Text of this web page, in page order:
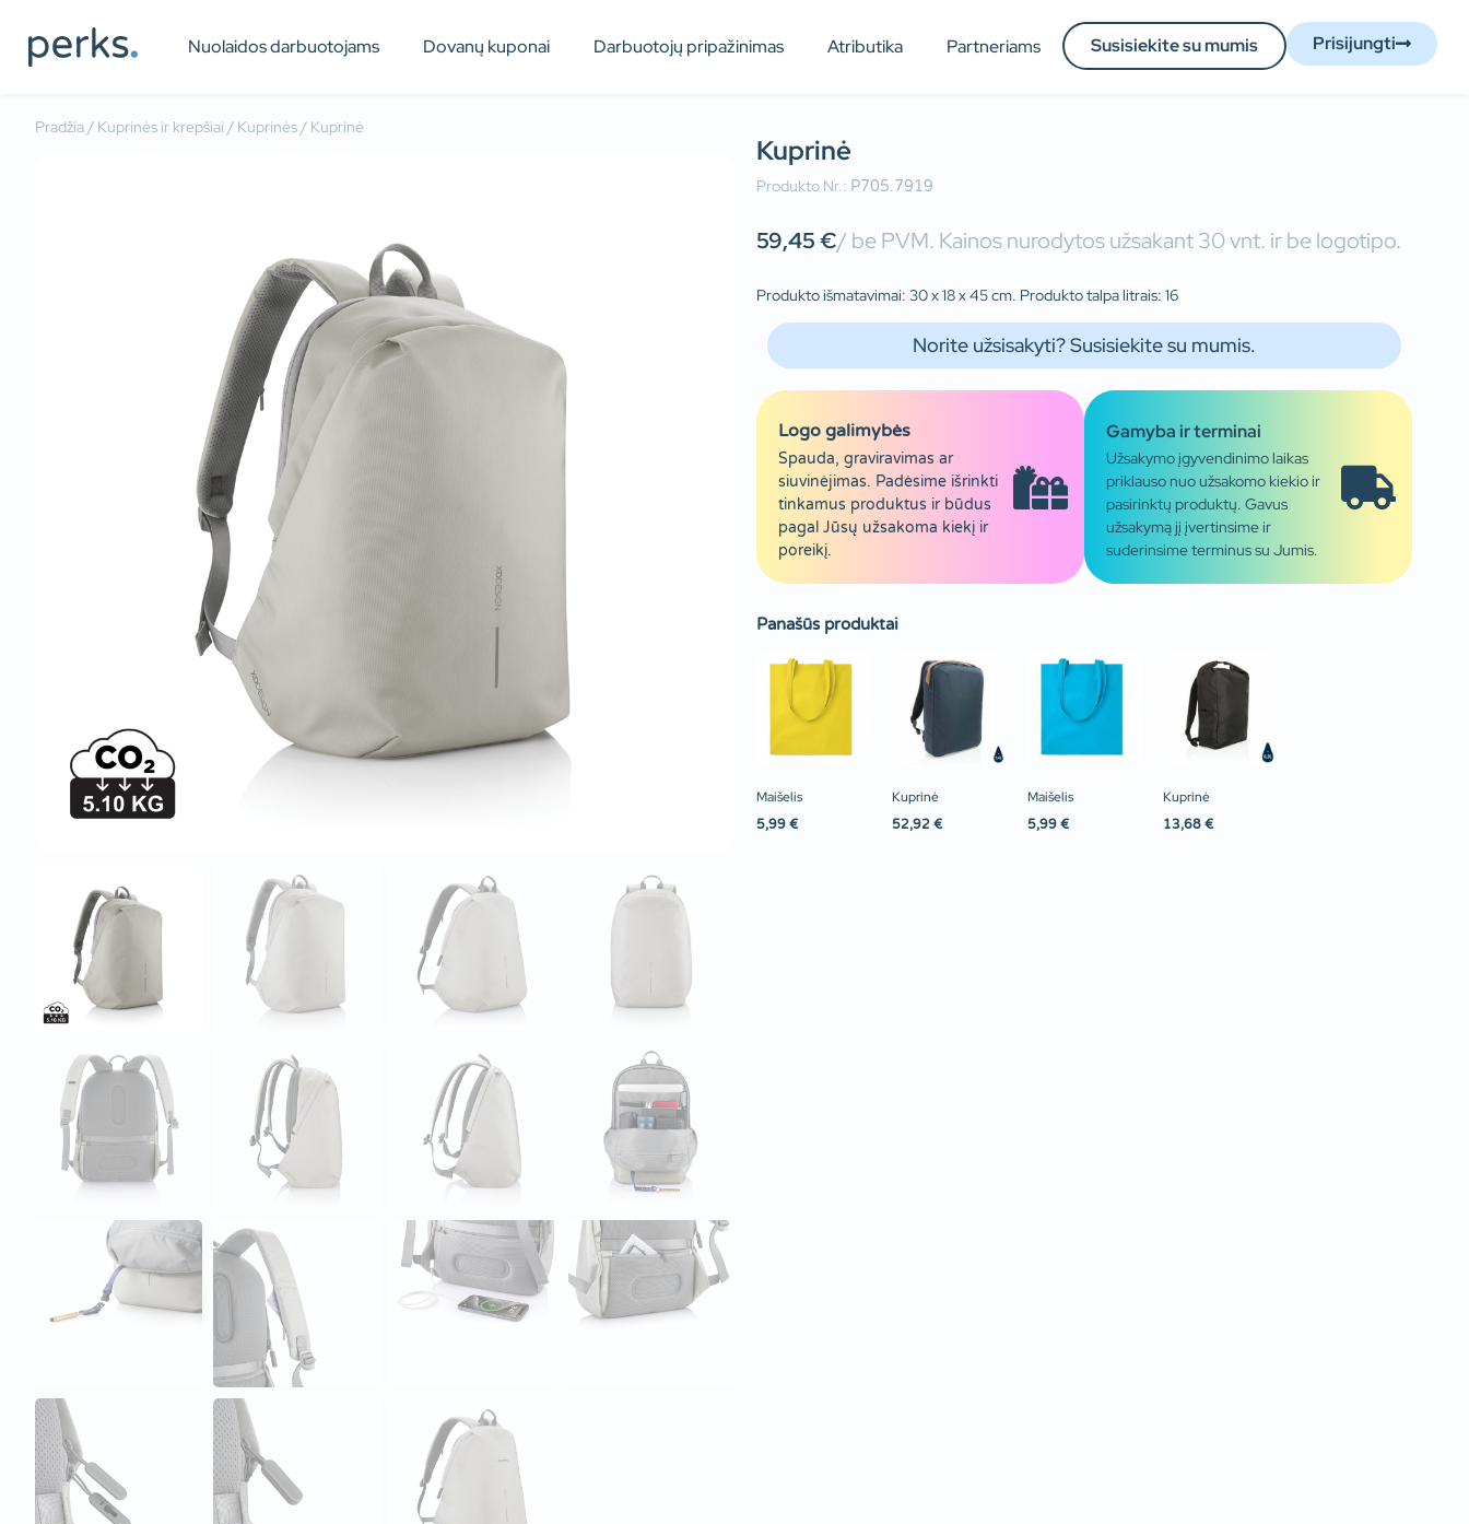
Nuolaidos darbuotojams Dovanų kuponai Darbuotojų pripažinimas Atributika Partneriams Susisiekite su mumis Prisijungti
Pradžia/ Kuprinės ir krepšiai / Kuprinės/ Kuprinė
Kuprinė
Produkto Nr.: P705.7919
59,45€/ be PVM. Kainos nurodytos užsakant 30 vnt. ir be logotipo.
Produkto išmatavimai: 30 x 18 x 45 cm. Produkto talpa litrais: 16
Norite užsisakyti? Susisiekite su mumis.
Logo galimybės
Spauda, graviravimas ar
siuvinėjimas. Padėsime išrinkti
tinkamus produktus ir būdus
pagal Jūsų užsakoma kiekį ir
poreikį.
Gamyba ir terminai
Užsakymo įgyvendinimo laikas
priklauso nuo užsakomo kiekio ir
pasirinktų produktų. Gavus
užsakymą jį įvertinsime ir
suderinsime terminus su Jumis.
Panašūs produktai
Maišelis
5,99 €
Kuprinė
52,92 €
Maišelis
5,99 €
Kuprinė
13,68 €